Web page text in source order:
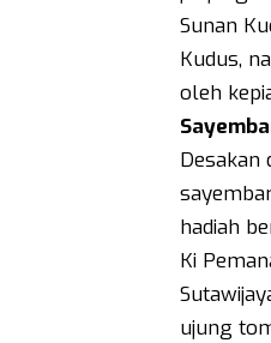
Sunan
Kudus,
oleh
Desakan
hadiah
Ki
ujung